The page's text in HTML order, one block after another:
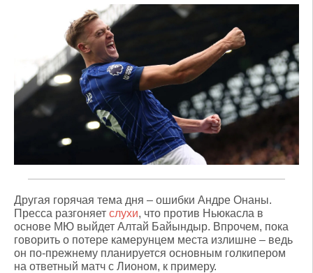
Другая горячая тема дня – ошибки Андре Онаны.
Пресса разгоняет слухи, что против Ньюкасла в
основе МЮ выйдет Алтай Байындыр. Впрочем, пока
говорить о потере камерунцем места излишне – ведь
он по-прежнему планируется основным голкипером
на ответный матч с Лионом, к примеру.